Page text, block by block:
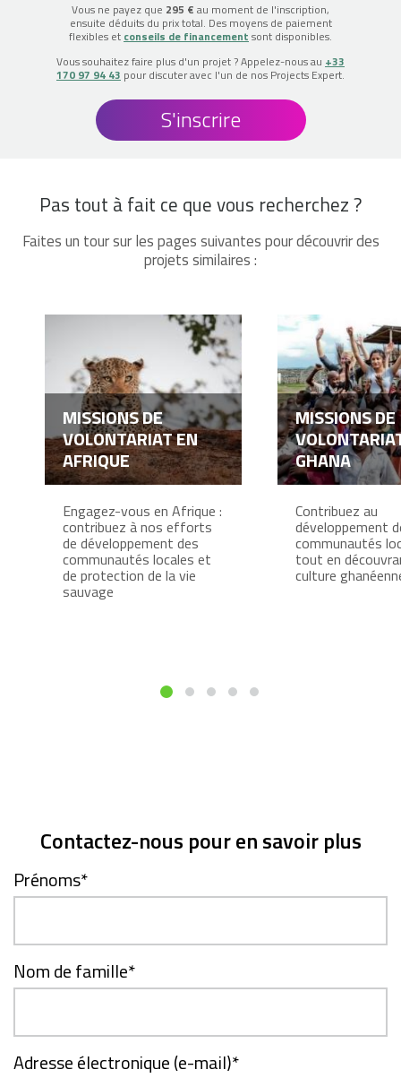
Vous ne payez que 295 € au moment de l'inscription,
ensuite déduits du prix total. Des moyens de paiement
flexibles et conseils de financement sont disponibles.
Vous souhaitez faire plus d'un projet ? Appelez-nous au +33
170 97 94 43 pour discuter avec l'un de nos Projects Expert.
S'inscrire
Pas tout à fait ce que vous recherchez ?
Faites un tour sur les pages suivantes pour découvrir des
projets similaires :
MISSIONS DE
VOLONTARIAT EN
AFRIQUE
Engagez-vous en Afrique :
contribuez à nos efforts
de développement des
communautés locales et
de protection de la vie
sauvage
MISSIONS DE
GHANA
Contribuez au
développement
communautés
tout en
culture
Contactez-nous pour en savoir plus
Prénoms*
Nom de famille*
Adresse électronique (e-mail)*